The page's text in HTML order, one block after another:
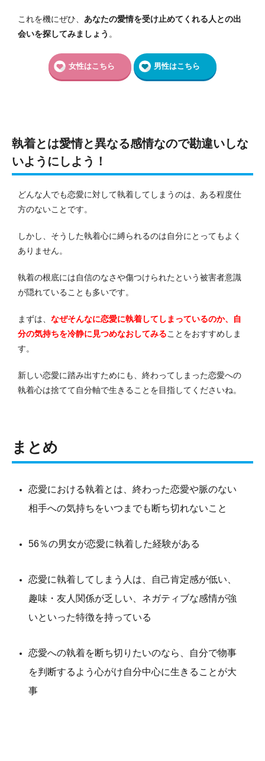
これを機にぜひ、 あなたの愛情を受け止めてくれる人との出
会いを探してみましょう 。
女性はこちら 男性はこちら
執着とは愛情と異なる感情なので勘違いしな
いようにしよう！
どんな人でも恋愛に対して執着してしまうのは、ある程度仕
方のないことです。
しかし、そうした執着心に縛られるのは自分にとってもよく
ありません。
執着の根底には自信のなさや傷つけられたという被害者意識
が隠れていることも多いです。
まずは、 なぜそんなに恋愛に執着してしまっているのか、自
分の気持ちを冷静に見つめなおしてみることをおすすめしま
す。
新しい恋愛に踏み出すためにも、終わってしまった恋愛への
執着心は捨てて自分軸で生きることを目指してくださいね。
まとめ
恋愛における執着とは、終わった恋愛や脈のない
相手への気持ちをいつまでも断ち切れないこと
56％の男女が恋愛に執着した経験がある
恋愛に執着してしまう人は、自己肯定感が低い、
趣味・友人関係が乏しい、ネガティブな感情が強
いといった特徴を持っている
恋愛への執着を断ち切りたいのなら、自分で物事
を判断するよう心がけ自分中心に生きることが大
事